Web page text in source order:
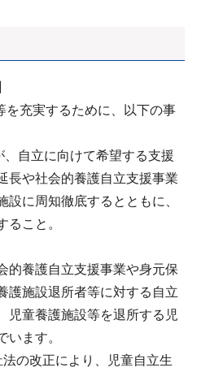
を充実するために、以下の事
、自立に向けて希望する支援
長や社会的養護自立支援事業
設に周知徹底するとともに、
ること。
的養護自立支援事業や身元保
護施設退所者等に対する自立
児童養護施設等を退所する児
います。
の改正により、児童自立生